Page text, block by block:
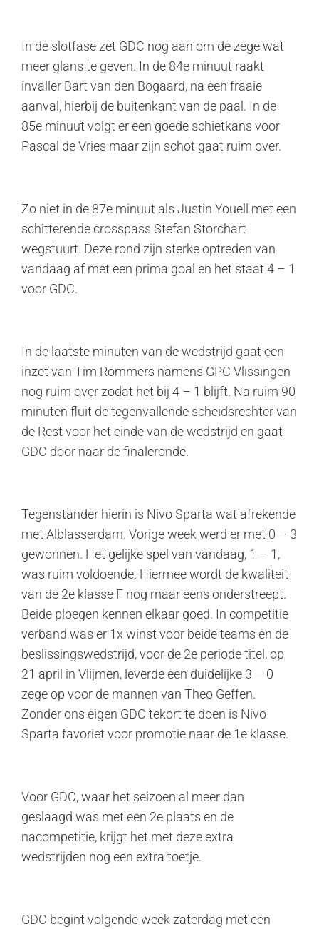
In de slotfase zet GDC nog aan om de zege wat
meer glans te geven. In de 84e minuut raakt
invaller Bart van den Bogaard, na een fraaie
aanval, hierbij de buitenkant van de paal. In de
85e minuut volgt er een goede schietkans voor
Pascal de Vries maar zijn schot gaat ruim over.
Zo niet in de 87e minuut als Justin Youell met een
schitterende crosspass Stefan Storchart
wegstuurt. Deze rond zijn sterke optreden van
vandaag af met een prima goal en het staat 4 – 1
voor GDC.
In de laatste minuten van de wedstrijd gaat een
inzet van Tim Rommers namens GPC Vlissingen
nog ruim over zodat het bij 4 – 1 blijft. Na ruim 90
minuten fluit de tegenvallende scheidsrechter van
de Rest voor het einde van de wedstrijd en gaat
GDC door naar de finaleronde.
Tegenstander hierin is Nivo Sparta wat afrekende
met Alblasserdam. Vorige week werd er met 0 – 3
gewonnen. Het gelijke spel van vandaag, 1 – 1,
was ruim voldoende. Hiermee wordt de kwaliteit
van de 2e klasse F nog maar eens onderstreept.
Beide ploegen kennen elkaar goed. In competitie
verband was er 1x winst voor beide teams en de
beslissingswedstrijd, voor de 2e periode titel, op
21 april in Vlijmen, leverde een duidelijke 3 – 0
zege op voor de mannen van Theo Geffen.
Zonder ons eigen GDC tekort te doen is Nivo
Sparta favoriet voor promotie naar de 1e klasse.
Voor GDC, waar het seizoen al meer dan
geslaagd was met een 2e plaats en de
nacompetitie, krijgt het met deze extra
wedstrijden nog een extra toetje.
GDC begint volgende week zaterdag met een